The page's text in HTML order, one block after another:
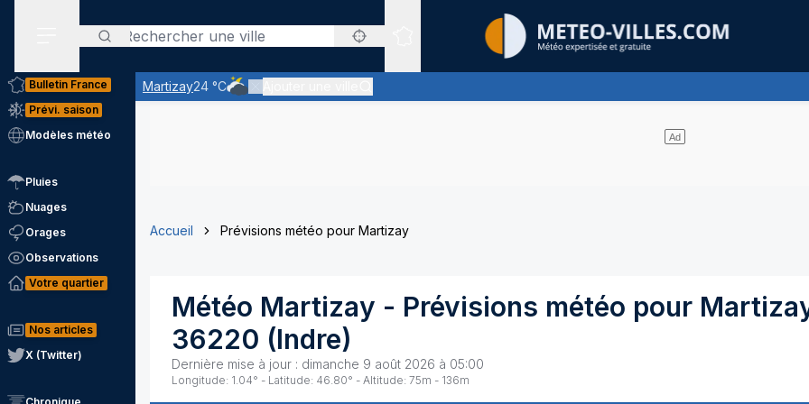
Rechercher
Sites expertis&eacute;s
Martizay24 °C
Ciel très nuageux - les nuages l'emportent sur les éclaircies - pas ou très peu de pluie
Bulletin France
Prévi. saison
Modèles météo
Pluies
Nuages
Orages
Observations
Votre quartier
Nos articles
X (Twitter)
Accueil Prévisions météo pour Martizay
Météo Martizay - Prévisions météo pour
36220 (Indre)
Dernière mise à jour : dimanche 9 août 2026 à 05:00
Longitude: 1.04° - Latitude: 46.80° - Altitude: 75m - 136m